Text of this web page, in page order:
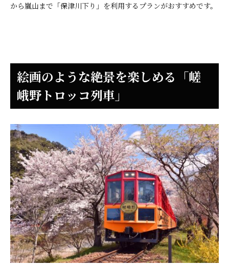
から嵐山まで「保津川下り」を利用するプランがおすすめです。
絵画のような絶景を楽しめる「嵯
峨野トロッコ列車」